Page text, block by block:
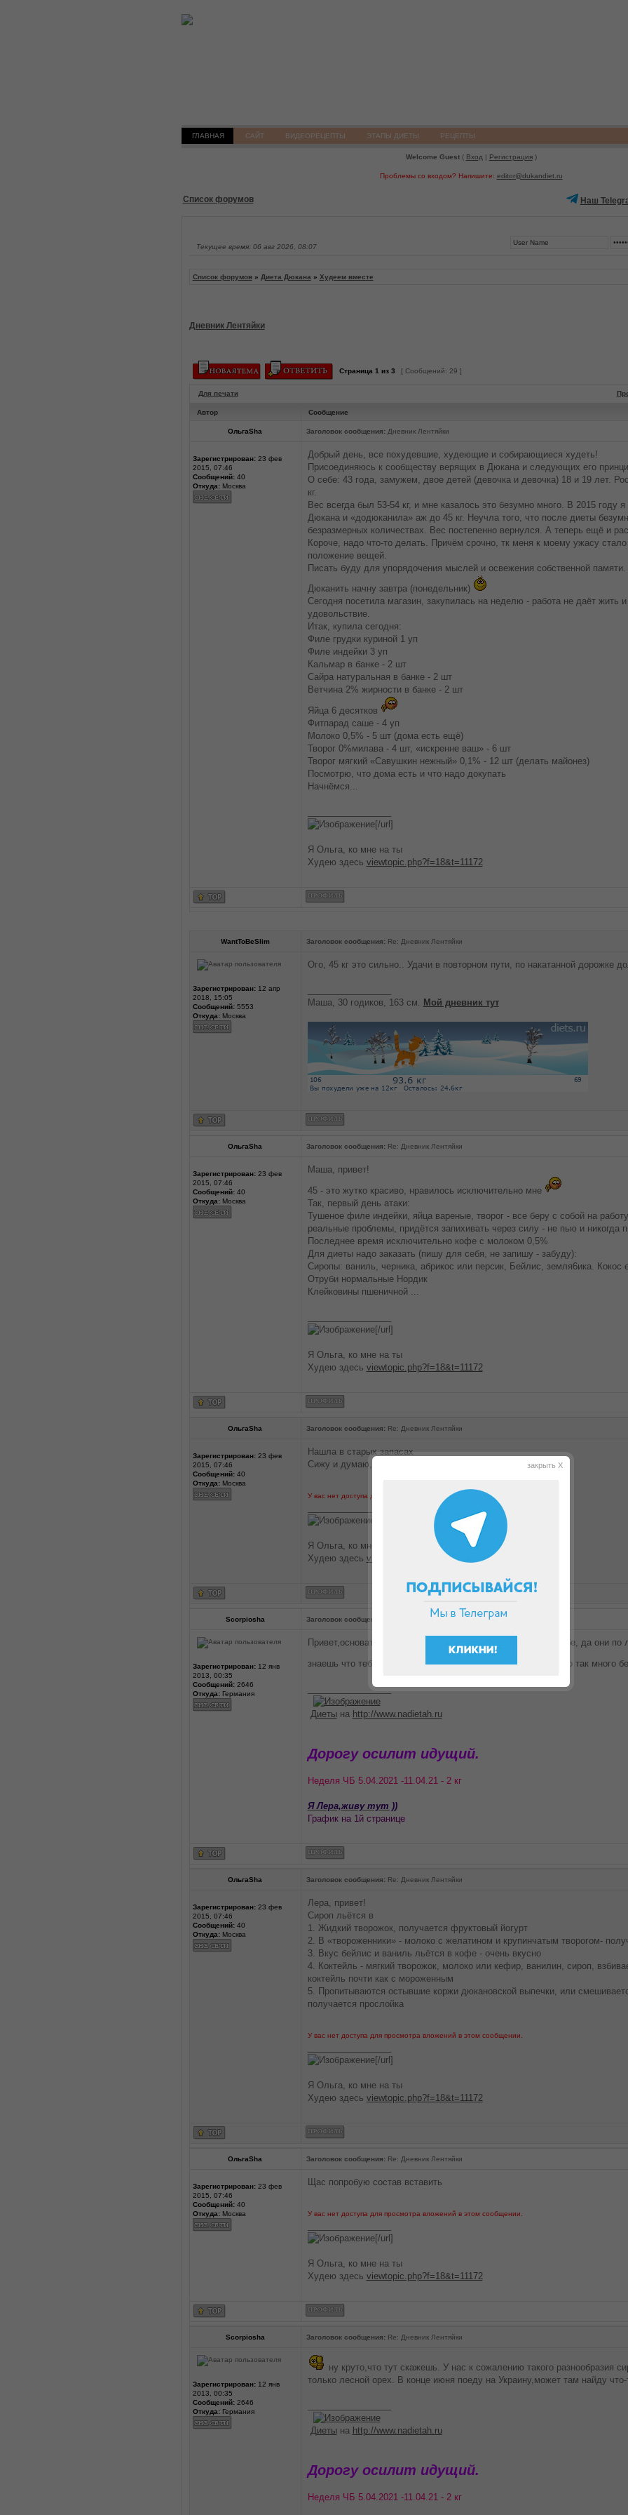
ГЛАВНАЯ САЙТ ВИДЕОРЕЦЕПТЫ ЭТАПЫ ДИЕТЫ РЕЦЕПТЫ
Welcome Guest( Вход | Регистрация)
Проблемы со входом? Напишите: editor@dukandiet.ru
Список форумов Наш
Текущее время: 06 авг 2026, 08:07
Список форумов» Диета Дюкана » Худеем вместе
Дневник Лентяйки
Страница 1 из 3 [ Сообщений: 29 ]
Для печати
Автор Сообщение
ОльгаSha Заголовок сообщения:Дневник Лентяйки
Зарегистрирован:23 фев
2015, 07:46
Сообщений:40
Откуда:Москва
Добрый день, все похудевшие, худеющие и собирающиеся худеть!
Присоединяюсь к сообществу верящих в Дюкана и следующих его
О себе: 43 года, замужем, двое детей (девочка и девочка) 18 и 19 лет.
кг.
Вес всегда был 53-54 кг, и мне казалось это безумно много. В 2015 году
Дюкана и «додюканила» аж до 45 кг. Неучла того, что после диеты
безразмерных количествах. Вес постепенно вернулся. А теперь ещё и
Короче, надо что-то делать. Причём срочно, тк меня к моему ужасу стало
положение вещей.
Писать буду для упорядочения мыслей и освежения собственной памяти.
Дюканить начну завтра (понедельник)
Сегодня посетила магазин, закупилась на неделю - работа не даёт жить
удовольствие.
Итак, купила сегодня:
Филе грудки куриной 1 уп
Филе индейки 3 уп
Кальмар в банке - 2 шт
Сайра натуральная в банке - 2 шт
Ветчина 2% жирности в банке - 2 шт
Яйца 6 десятков
Фитпарад саше - 4 уп
Молоко 0,5% - 5 шт (дома есть ещё)
Творог 0%милава - 4 шт, «искренне ваш» - 6 шт
Творог мягкий «Савушкин нежный» 0,1% - 12 шт (делать майонез)
Посмотрю, что дома есть и что надо докупать
Начнёмся...
[/url]
Я Ольга, ко мне на ты
Худею здесь viewtopic.php?f=18&t=11172
WantToBeSlim Заголовок сообщения: Re: Дневник Лентяйки
Зарегистрирован:12 апр
2018, 15:05
Сообщений:5553
Откуда:Москва
Ого, 45 кг это сильно.. Удачи в повторном пути, по накатанной дорожке
Маша, 30 годиков, 163 см. Мой дневник тут
ОльгаSha Заголовок сообщения:Re: Дневник Лентяйки
Зарегистрирован:23 фев
2015, 07:46
Сообщений:40
Откуда:Москва
Маша, привет!
45 - это жутко красиво, нравилось исключительно мне
Так, первый день атаки:
Тушеное филе индейки, яйца вареные, творог - все беру с собой на
реальные проблемы, придётся запихивать через силу - не пью и никогда
Последнее время исключительно кофе с молоком 0,5%
Для диеты надо заказать (пишу для себя, не запишу - забуду):
Сиропы: ваниль, черника, абрикос или персик, Бейлис, земля6ика. Кокос
Отруби нормальные Нордик
Клейковины пшеничной ...
[/url]
Я Ольга, ко мне на ты
Худею здесь viewtopic.php?f=18&t=11172
ОльгаSha Заголовок сообщения: Re: Дневник Лентяйки
Зарегистрирован:23 фев
2015, 07:46
Сообщений:40
Откуда:Москва
Нашла в старых запасах
Сижу и думаю, чтобы это могло быть....
У вас нет доступа для просмотра вложений в этом сообщении.
Я Ольга, ко мне на ты
Худею здесь viewtopic.php?f=18&t=11172
Scorpiosha Заголовок сообщения: Re: Дневник Лентяйки
Зарегистрирован:12 янв
2013, 00:35
Сообщений:2646
Откуда:Германия
Привет,основательно так подошла к дюканству)) Успехов тебе, да они по
знаешь что тебе нужно,и что это возможно. Сиропов для чего так много
_________________
Диетына http://www.nadietah.ru
Дорогу осилит идущий.
Неделя ЧБ 5.04.2021 -11.04.21 - 2 кг
Я Лера,живу тут ))
График на 1й странице
ОльгаSha Заголовок сообщения: Re: Дневник Лентяйки
Зарегистрирован:23 фев
2015, 07:46
Сообщений:40
Откуда:Москва
Лера, привет!
Сироп льётся в
1. Жидкий творожок, получается фруктовый йогурт
2. В «твороженники» - молоко с желатином и крупинчатым творогом-
3. Вкус бейлис и ваниль льётся в кофе - очень вкусно
4. Коктейль - мягкий творожок, молоко или кефир, ванилин, сироп,
коктейль почти как с мороженным
5. Пропитываются остывшие коржи дюкановской выпечки, или
получается прослойка
У вас нет доступа для просмотра вложений в этом сообщении.
[/url]
Я Ольга, ко мне на ты
Худею здесь viewtopic.php?f=18&t=11172
ОльгаSha Заголовок сообщения:Re: Дневник Лентяйки
Зарегистрирован:23 фев
2015, 07:46
Сообщений:40
Откуда:Москва
Щас попробую состав вставить
У вас нет доступа для просмотра вложений в этом сообщении.
[/url]
Я Ольга, ко мне на ты
Худею здесь viewtopic.php?f=18&t=11172
Scorpiosha Заголовок сообщения: Re: Дневник Лентяйки
Зарегистрирован:12 янв
2013, 00:35
Сообщений:2646
Откуда:Германия
ну круто,что тут скажешь. У нас к сожалению такого разнообразия
только лесной орех. В конце июня поеду на Украину,может там найду что-
Диетына http://www.nadietah.ru
Дорогу осилит идущий.
Неделя ЧБ 5.04.2021 -11.04.21 - 2 кг
закрыть X